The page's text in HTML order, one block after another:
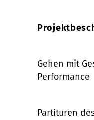
Gehen mit
Performance
Partituren